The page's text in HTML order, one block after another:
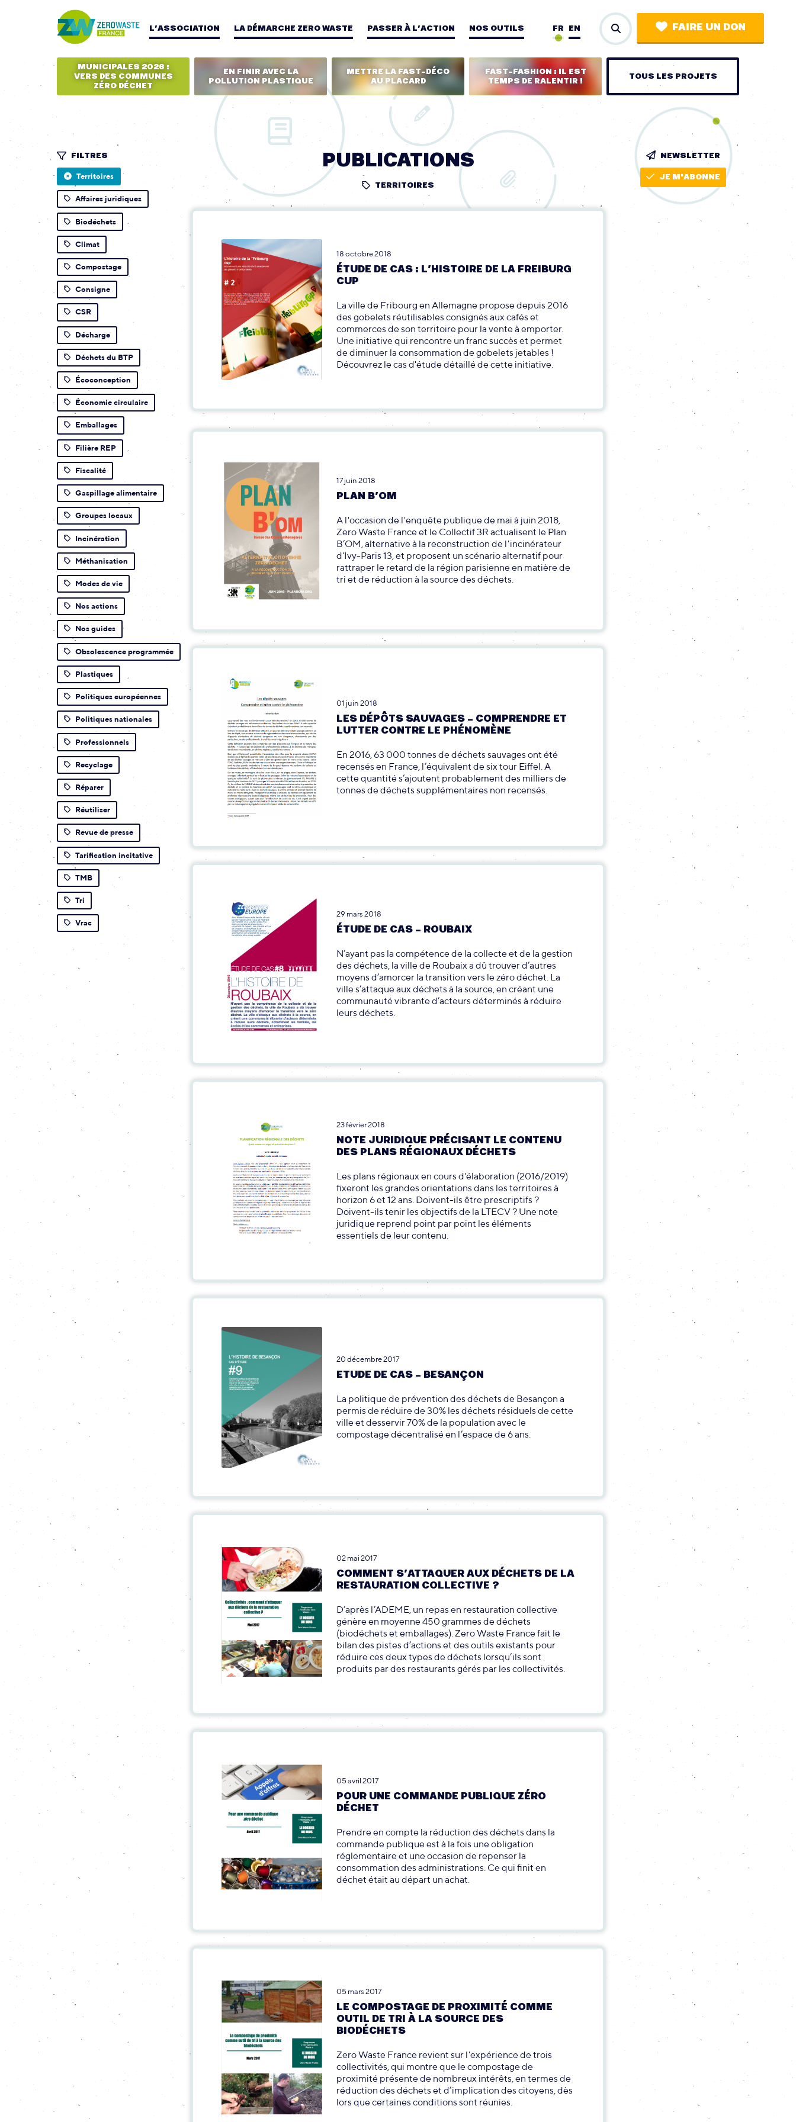
L’ASSOCIATION LA DÉMARCHE ZERO WASTE PASSER À L’ACTION NOS OUTILS EN
FR FAIRE UN DON
MUNICIPALES 2026 :
VERS DES COMMUNES
ZÉRO DÉCHET
EN FINIR AVEC LA
POLLUTION PLASTIQUE
METTRE LA FAST-DÉCO
AU PLACARD
FAST-FASHION : IL EST
TEMPS DE RALENTIR !
TOUS LES PROJETS
FILTRES
Territoires
Affaires juridiques
Biodéchets
Climat
Compostage
Consigne
CSR
Décharge
Déchets du BTP
Écoconception
Économie circulaire
Emballages
Filière REP
Fiscalité
Gaspillage alimentaire
Groupes locaux
Incinération
Méthanisation
Modes de vie
Nos actions
Nos guides
Obsolescence programmée
Plastiques
Politiques européennes
Politiques nationales
Professionnels
Recyclage
Réparer
Réutiliser
Revue de presse
Tarification incitative
TMB
Tri
Vrac
PUBLICATIONS
TERRITOIRES
18 octobre 2018
ÉTUDE DE CAS : L’HISTOIRE DE LA FREIBURG
CUP
La ville de Fribourg en Allemagne propose depuis 2016
des gobelets réutilisables consignés aux cafés et
commerces de son territoire pour la vente à emporter.
Une initiative qui rencontre un franc succès et permet
de diminuer la consommation de gobelets jetables !
Découvrez le cas d'étude détaillé de cette initiative.
17 juin 2018
PLAN B’OM
A l'occasion de l'enquête publique de mai à juin 2018,
Zero Waste France et le Collectif 3R actualisent le Plan
B’OM, alternative à la reconstruction de l'incinérateur
d'Ivy-Paris 13, et proposent un scénario alternatif pour
rattraper le retard de la région parisienne en matière de
tri et de réduction à la source des déchets.
01 juin 2018
LES DÉPÔTS SAUVAGES – COMPRENDRE ET
LUTTER CONTRE LE PHÉNOMÈNE
En 2016, 63 000 tonnes de déchets sauvages ont été
recensés en France, l’équivalent de six tour Eiffel. A
cette quantité s’ajoutent probablement des milliers de
tonnes de déchets supplémentaires non recensés.
29 mars 2018
ÉTUDE DE CAS – ROUBAIX
N’ayant pas la compétence de la collecte et de la gestion
des déchets, la ville de Roubaix a dû trouver d’autres
moyens d’amorcer la transition vers le zéro déchet. La
ville s’attaque aux déchets à la source, en créant une
communauté vibrante d’acteurs déterminés à réduire
leurs déchets.
23 février 2018
NOTE JURIDIQUE PRÉCISANT LE CONTENU
DES PLANS RÉGIONAUX DÉCHETS
Les plans régionaux en cours d'élaboration (2016/2019)
fixeront les grandes orientations dans les territoires à
horizon 6 et 12 ans. Doivent-ils être prescriptifs ?
Doivent-ils tenir les objectifs de la LTECV ? Une note
juridique reprend point par point les éléments
essentiels de leur contenu.
20 décembre 2017
ETUDE DE CAS – BESANÇON
La politique de prévention des déchets de Besançon a
permis de réduire de 30% les déchets résiduels de cette
ville et desservir 70% de la population avec le
compostage décentralisé en l’espace de 6 ans.
02 mai 2017
COMMENT S’ATTAQUER AUX DÉCHETS DE LA
RESTAURATION COLLECTIVE ?
D’après l’ADEME, un repas en restauration collective
génère en moyenne 450 grammes de déchets
(biodéchets et emballages). Zero Waste France fait le
bilan des pistes d’actions et des outils existants pour
réduire ces deux types de déchets lorsqu’ils sont
produits par des restaurants gérés par les collectivités.
05 avril 2017
POUR UNE COMMANDE PUBLIQUE ZÉRO
DÉCHET
Prendre en compte la réduction des déchets dans la
commande publique est à la fois une obligation
réglementaire et une occasion de repenser la
consommation des administrations. Ce qui finit en
déchet était au départ un achat.
05 mars 2017
LE COMPOSTAGE DE PROXIMITÉ COMME
OUTIL DE TRI À LA SOURCE DES
BIODÉCHETS
Zero Waste France revient sur l'expérience de trois
collectivités, qui montre que le compostage de
proximité présente de nombreux intérêts, en termes de
réduction des déchets et d’implication des citoyens, dès
lors que certaines conditions sont réunies.
NEWSLETTER
JE M'ABONNE